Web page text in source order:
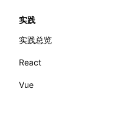
动态加载生产者
Basic Example
动态远程模块
导入组件
Angular 接入概览
Angular CLI 设置
Micro-frontends with Angular
实践
实践总览
React
React 实践
Vue